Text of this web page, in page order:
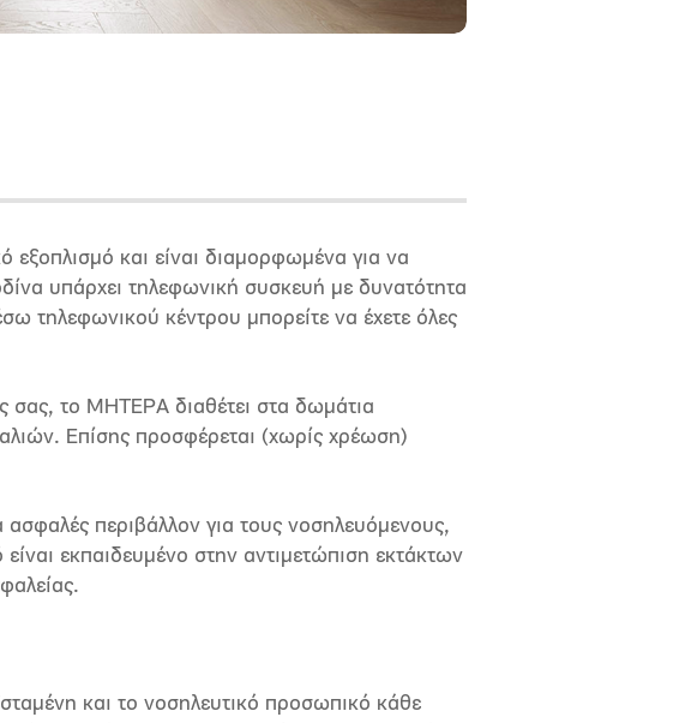
και είναι διαμορφωμένα για να
υπάρχει τηλεφωνική συσκευή με δυνατότητα
τηλεφωνικού κέντρου μπορείτε να έχετε όλες
σας, το ΜΗΤΕΡΑ διαθέτει στα δωμάτια
Επίσης προσφέρεται (χωρίς χρέωση)
περιβάλλον για τους νοσηλευόμενους,
εκπαιδευμένο στην αντιμετώπιση εκτάκτων
και το νοσηλευτικό προσωπικό κάθε